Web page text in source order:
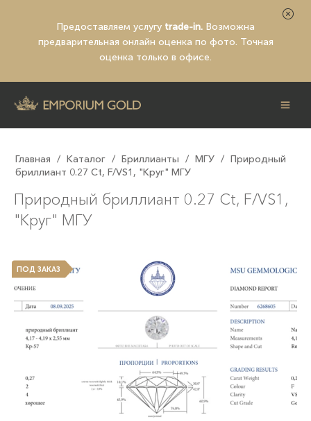
Предоставляем услугу trade-in. Возможна
предварительная онлайн оценка по фото. Точная
оценка только в офисе.
Главная / Каталог / Бриллианты / МГУ / Природный
бриллиант 0.27 Ct, F/VS1, "Круг" МГУ
Природный бриллиант 0.27 Ct, F/VS1,
"Круг" МГУ
ПОД ЗАКАЗ